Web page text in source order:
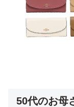
50代のお母